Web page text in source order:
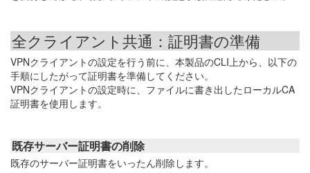
全クライアント共通：証明書の準備
VPNクライアントの設定を行う前に、本製品のCLI上から、以下の
手順にしたがって証明書を準備してください。
VPNクライアントの設定時に、ファイルに書き出したローカルCA
証明書を使用します。
既存サーバー証明書の削除
既存のサーバー証明書をいったん削除します。